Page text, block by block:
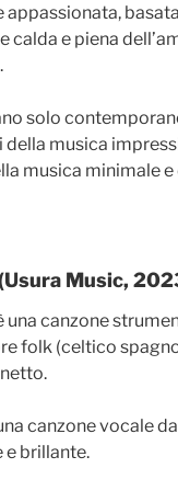
appassionata,
calda e piena
solo
musica
musica minimale
Music,
una canzone
folk (celtico
canzone vocale
e brillante.